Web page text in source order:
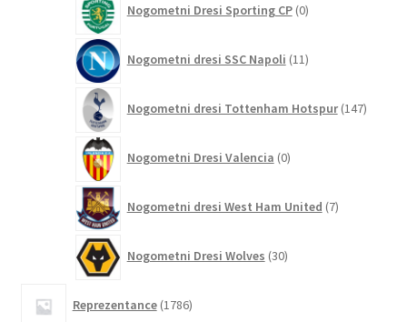
Nogometni Dresi Sporting CP 0izdelkov
Nogometni dresi SSC Napoli 11izdelkov
Nogometni dresi Tottenham Hotspur 147
Nogometni Dresi Valencia 0izdelkov
Nogometni dresi West Ham United 7izdelkov
Nogometni Dresi Wolves 30izdelkov
Reprezentance 1786izdelkov